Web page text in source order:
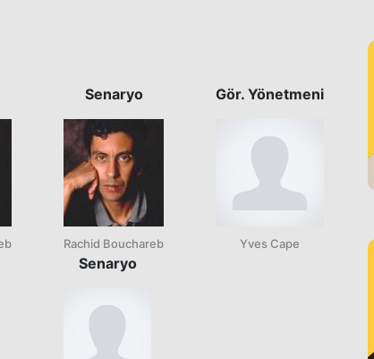
Senaryo
Rachid Bouchareb
Senaryo
Gör. Yönetmeni
Yves Cape